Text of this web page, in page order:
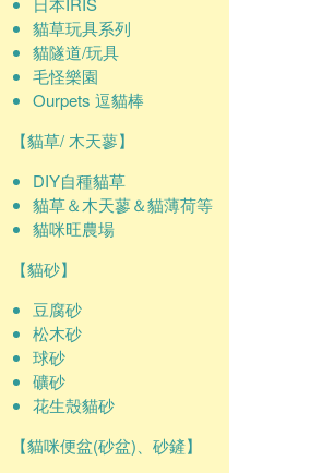
貓草玩具系列
貓隧道/玩具
毛怪樂園
Ourpets 逗貓棒
【貓草/ 木天蓼】
DIY自種貓草
貓草＆木天蓼＆貓薄荷等
貓咪旺農場
【貓砂】
豆腐砂
松木砂
球砂
礦砂
花生殼貓砂
【貓咪便盆(砂盆)、砂鏟】